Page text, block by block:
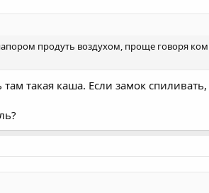
продуть воздухом, проще говоря
там такая каша. Если замок